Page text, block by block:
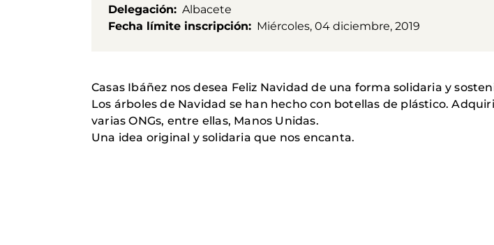
Delegación
Albacete
Fecha límite inscripción
Miércoles, 04 diciembre, 2019
Casas Ibáñez nos desea Feliz Navidad de una forma solidaria y
Los árboles de Navidad se han hecho con botellas de plástico.
varias ONGs, entre ellas, Manos Unidas.
Una idea original y solidaria que nos encanta.